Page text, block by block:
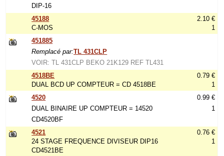
DIP-16
45188
C-MOS
2.10 €
1
451885
Remplacé par:TL 431CLP
VOIR: TL 431CLP BEKO 21K129 REF TL431
4518BE
DUAL BCD UP COMPTEUR = CD 4518BE
0.79 €
1
4520
DUAL BINAIRE UP COMPTEUR = 14520
CD4520BF
0.99 €
1
4521
24 STAGE FREQUENCE DIVISEUR DIP16
CD4521BE
0.76 €
1